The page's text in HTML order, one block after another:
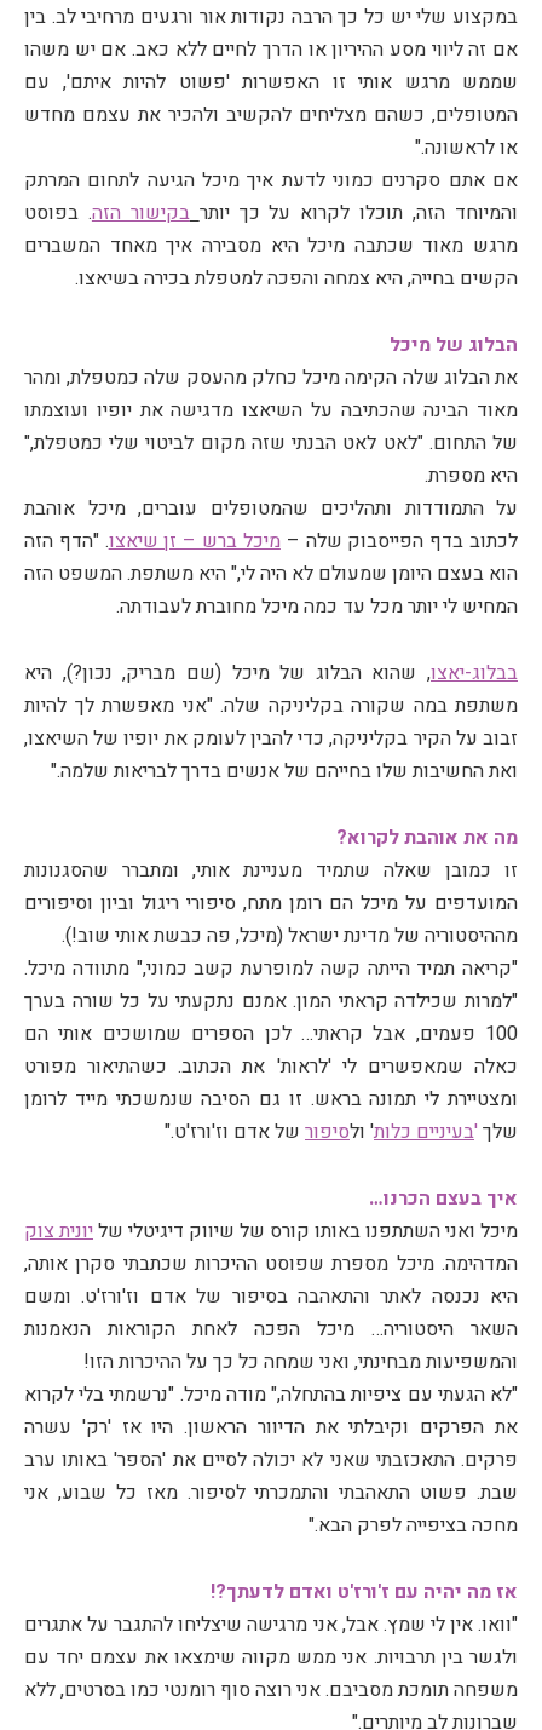
במקצוע שלי יש כל כך הרבה נקודות אור ורגעים מרחיבי לב. בין
אם זה ליווי מסע ההיריון או הדרך לחיים ללא כאב. אם יש משהו
שממש מרגש אותי זו האפשרות 'פשוט להיות איתם', עם
המטופלים, כשהם מצליחים להקשיב ולהכיר את עצמם מחדש
או לראשונה."
אם אתם סקרנים כמוני לדעת איך מיכל הגיעה לתחום המרתק
והמיוחד הזה, תוכלו לקרוא על כך יותר בקישור הזה. בפוסט
מרגש מאוד שכתבה מיכל היא מסבירה איך מאחד המשברים
הקשים בחייה, היא צמחה והפכה למטפלת בכירה בשיאצו.
הבלוג של מיכל
את הבלוג שלה הקימה מיכל כחלק מהעסק שלה כמטפלת, ומהר
מאוד הבינה שהכתיבה על השיאצו מדגישה את יופיו ועוצמתו
של התחום. "לאט לאט הבנתי שזה מקום לביטוי שלי כמטפלת,"
היא מספרת.
על התמודדות ותהליכים שהמטופלים עוברים, מיכל אוהבת
לכתוב בדף הפייסבוק שלה –מיכל ברש – זן שיאצו. "הדף הזה
הוא בעצם היומן שמעולם לא היה לי," היא משתפת. המשפט הזה
המחיש לי יותר מכל עד כמה מיכל מחוברת לעבודתה.
בבלוג-יאצו, שהוא הבלוג של מיכל (שם מבריק, נכון?), היא
משתפת במה שקורה בקליניקה שלה. "אני מאפשרת לך להיות
זבוב על הקיר בקליניקה, כדי להבין לעומק את יופיו של השיאצו,
ואת החשיבות שלו בחייהם של אנשים בדרך לבריאות שלמה."
מה את אוהבת לקרוא?
זו כמובן שאלה שתמיד מעניינת אותי, ומתברר שהסגנונות
המועדפים על מיכל הם רומן מתח, סיפורי ריגול וביון וסיפורים
מההיסטוריה של מדינת ישראל (מיכל, פה כבשת אותי שוב!).
"קריאה תמיד הייתה קשה למופרעת קשב כמוני," מתוודה מיכל.
"למרות שכילדה קראתי המון. אמנם נתקעתי על כל שורה בערך
100 פעמים, אבל קראתי… לכן הספרים שמושכים אותי הם
כאלה שמאפשרים לי 'לראות' את הכתוב. כשהתיאור מפורט
ומצטיירת לי תמונה בראש. זו גם הסיבה שנמשכתי מייד לרומן
שלך'בעיניים כלות' ולסיפור של אדם וז'ורז'ט."
איך בעצם הכרנו…
מיכל ואני השתתפנו באותו קורס של שיווק דיגיטלי שליונית צוק
המדהימה. מיכל מספרת שפוסט ההיכרות שכתבתי סקרן אותה,
היא נכנסה לאתר והתאהבה בסיפור של אדם וז'ורז'ט. ומשם
השאר היסטוריה… מיכל הפכה לאחת הקוראות הנאמנות
והמשפיעות מבחינתי, ואני שמחה כל כך על ההיכרות הזו!
"לא הגעתי עם ציפיות בהתחלה," מודה מיכל. "נרשמתי בלי לקרוא
את הפרקים וקיבלתי את הדיוור הראשון. היו אז 'רק' עשרה
פרקים. התאכזבתי שאני לא יכולה לסיים את 'הספר' באותו ערב
שבת. פשוט התאהבתי והתמכרתי לסיפור. מאז כל שבוע, אני
מחכה בציפייה לפרק הבא."
אז מה יהיה עם ז'ורז'ט ואדם לדעתך?!
"וואו. אין לי שמץ. אבל, אני מרגישה שיצליחו להתגבר על אתגרים
ולגשר בין תרבויות. אני ממש מקווה שימצאו את עצמם יחד עם
משפחה תומכת מסביבם. אני רוצה סוף רומנטי כמו בסרטים, ללא
שברונות לב מיותרים."